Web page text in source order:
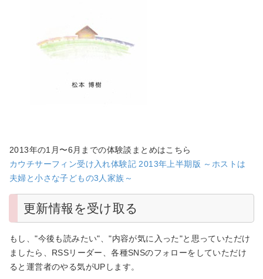
2013年の1月〜6月までの体験談まとめはこちら
カウチサーフィン受け入れ体験記 2013年上半期版 ～ホストは
夫婦と小さな子どもの3人家族～
更新情報を受け取る
もし、"今後も読みたい"、"内容が気に入った"と思っていただけ
ましたら、RSSリーダー、各種SNSのフォローをしていただけ
ると運営者のやる気がUPします。